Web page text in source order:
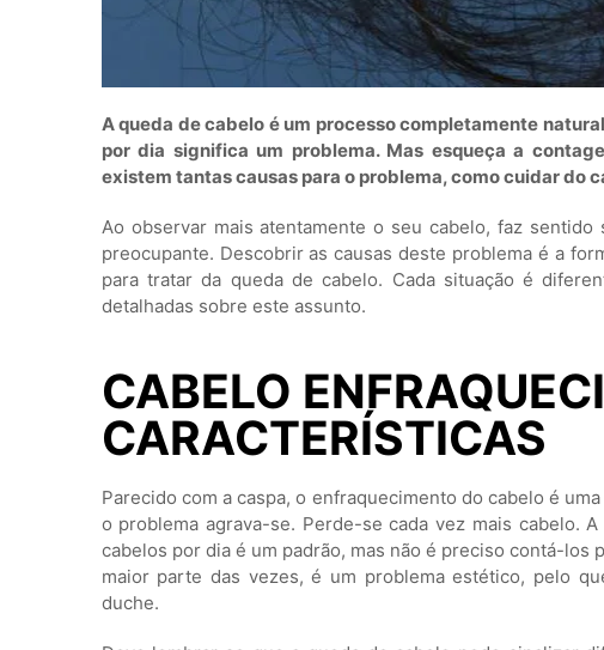
A queda de cabelo é um processo completamente
por dia significa um problema. Mas esqueça a
existem tantas causas para o problema, como cuidar do
Ao observar mais atentamente o seu cabelo, faz
preocupante. Descobrir as causas deste problema é a
para tratar da queda de cabelo. Cada situação é
detalhadas sobre este assunto.
CABELO
CARACTERÍSTICAS
Parecido com a caspa, o enfraquecimento do cabelo é
o problema agrava-se. Perde-se cada vez mais cabelo.
cabelos por dia é um padrão, mas não é preciso contá-los
maior parte das vezes, é um problema estético, pelo
duche.